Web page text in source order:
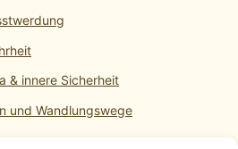
& innere Sicherheit
und Wandlungswege